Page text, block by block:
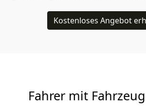
Kostenloses Angebot
Fahrer mit